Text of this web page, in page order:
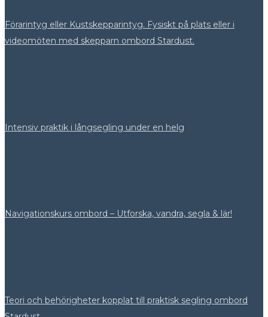
Förarintyg eller Kustskepparintyg. Fysiskt på plats eller i
videomöten med skepparn ombord Stardust.
Intensiv praktik i långsegling under en helg
Navigationskurs ombord – Utforska, vandra, segla & lär!
Teori och behörigheter kopplat till praktisk segling ombord